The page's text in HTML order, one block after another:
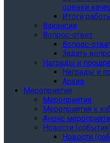
оценки
Итоги
Вакансии
Вопрос-ответ
Вопрос-
Задать
Награды и
Награды и
Архив
Мероприятия
Мероприятия
Мероприятия к
Анонс
Новости (события)
Новости